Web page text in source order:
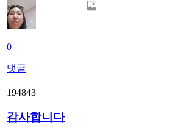
0
댓글
194843
감사합니다